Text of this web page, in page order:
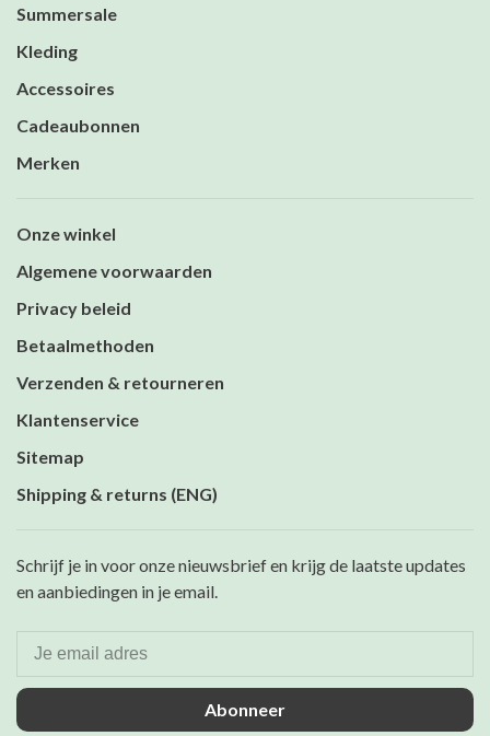
Summersale
Kleding
Accessoires
Cadeaubonnen
Merken
Onze winkel
Algemene voorwaarden
Privacy beleid
Betaalmethoden
Verzenden & retourneren
Klantenservice
Sitemap
Shipping & returns (ENG)
Schrijf je in voor onze nieuwsbrief en krijg de laatste updates
en aanbiedingen in je email.
Abonneer